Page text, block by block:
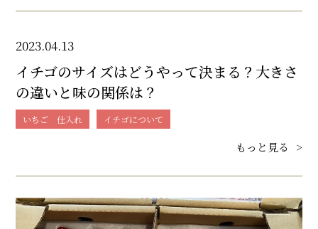
2023.04.13
イチゴのサイズはどうやって決まる？大きさ
の違いと味の関係は？
いちご 仕入れ イチゴについて
もっと見る >